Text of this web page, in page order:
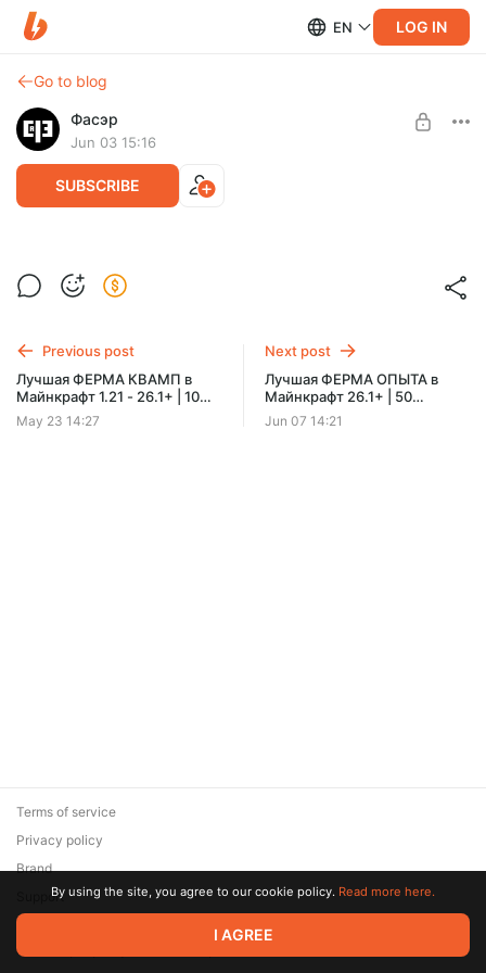
EN LOG IN
Go to blog
Фасэр
Jun 03 15:16
SUBSCRIBE
Лучший РЕЛЬСОТРОН (RAILGUN) в
Майнкрафт 26.1 | Огромный урон за 1
SUBSCRIBE
Previous post
Лучшая ФЕРМА КВАМП в
Майнкрафт 1.21 - 26.1+ | 10
000+ жабосветов в час
May 23 14:27
Next post
Лучшая ФЕРМА ОПЫТА в
Майнкрафт 26.1+ | 50
уровней за 10 минут
Jun 07 14:21
© 2026 Zaya Solutions Limited. All rights reserved. All trademarks
are the property of their respective owners.
Terms of service
Privacy policy
Brand
SupportBy using the site, you agree to our cookie policy. Read more here.
I AGREE